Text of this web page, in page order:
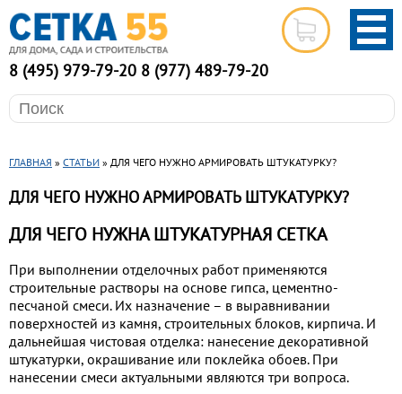
8 (495) 979-79-20 8 (977) 489-79-20
ГЛАВНАЯ » СТАТЬИ » ДЛЯ ЧЕГО НУЖНО АРМИРОВАТЬ ШТУКАТУРКУ?
ДЛЯ ЧЕГО НУЖНО АРМИРОВАТЬ ШТУКАТУРКУ?
ДЛЯ ЧЕГО НУЖНА ШТУКАТУРНАЯ СЕТКА
При выполнении отделочных работ применяются
строительные растворы на основе гипса, цементно-
песчаной смеси. Их назначение – в выравнивании
поверхностей из камня, строительных блоков, кирпича. И
дальнейшая чистовая отделка: нанесение декоративной
штукатурки, окрашивание или поклейка обоев. При
нанесении смеси актуальными являются три вопроса.